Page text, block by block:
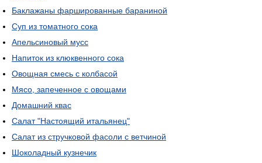
Баклажаны фаршированные бараниной
Суп из томатного сока
Апельсиновый мусс
Напиток из клюквенного сока
Овощная смесь с колбасой
Мясо, запеченное с овощами
Домашний квас
Салат "Настоящий итальянец"
Салат из стручковой фасоли с ветчиной
Шоколадный кузнечик